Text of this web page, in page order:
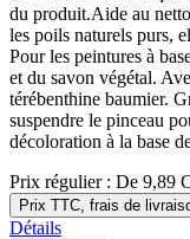
du produit.Aide au
les poils naturels purs,
Pour les peintures à
et du savon végétal.
térébenthine baumier.
suspendre le pinceau
décoloration à la base
Prix régulier : De 9,89
Prix TTC, frais de
Détails